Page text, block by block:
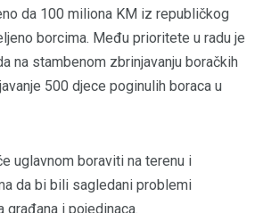
da 100 miliona KM iz republičkog
borcima. Među prioritete u radu je
na stambenom zbrinjavanju boračkih
500 djece poginulih boraca u
uglavnom boraviti na terenu i
da bi bili sagledani problemi
i pojedinaca.